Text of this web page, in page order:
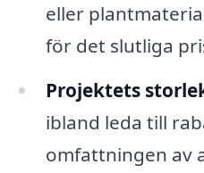
eller
för det slutliga
Projektets
ibland leda till
omfattningen av